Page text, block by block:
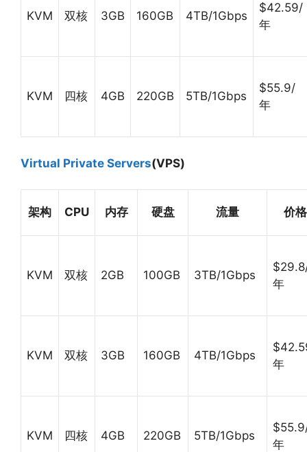
KVM 双核 3GB 160GB 4TB/1Gbps
$42.59/
年
KVM 四核 4GB 220GB 5TB/1Gbps
$55.9/
年
Virtual Private Servers(VPS)
架构 CPU 内存 硬盘 流量 价格
KVM 双核 2GB 100GB 3TB/1Gbps
年
KVM 双核 3GB 160GB 4TB/1Gbps
年
KVM 四核 4GB 220GB 5TB/1Gbps
年